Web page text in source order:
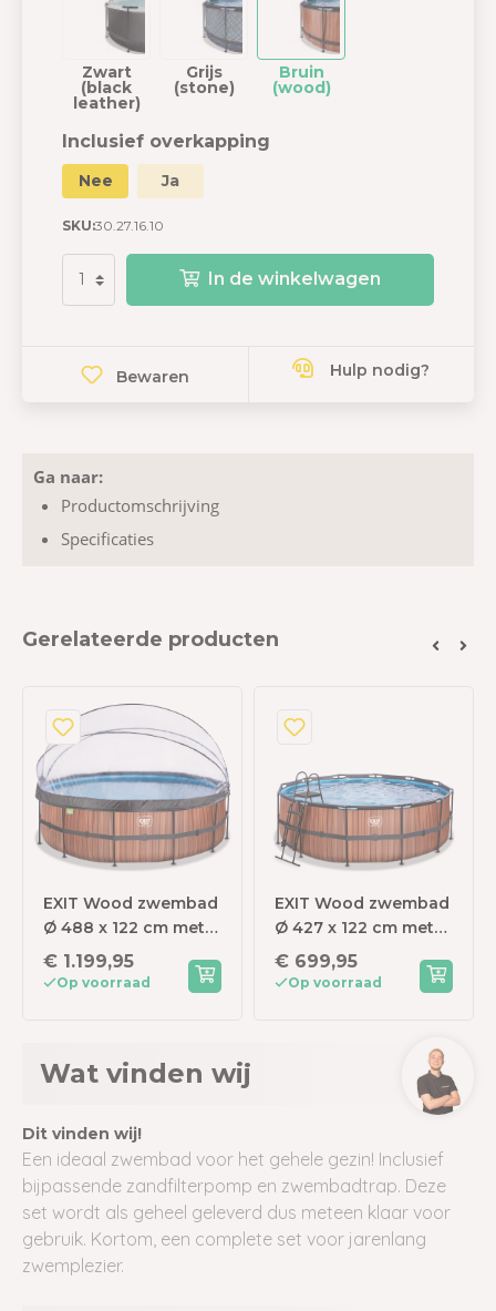
Zwart
(black
leather)
Grijs
(stone)
Bruin
(wood)
Inclusief overkapping
Nee Ja
SKU:30.27.16.10
In de winkelwagen
Bewaren Hulp nodig?
Ga naar:
Productomschrijving
Specificaties
Gerelateerde producten
EXIT Wood zwembad
Ø 488 x 122 cm met
zandfilterpomp en
overkapping
€ 1.199,95
Op voorraad
EXIT Wood zwembad
Ø 427 x 122 cm met
zandfilterpomp en
trap
€ 699,95
Op voorraad
Wat vinden wij
Dit vinden wij!
Een ideaal zwembad voor het gehele gezin! Inclusief
bijpassende zandfilterpomp en zwembadtrap. Deze
set wordt als geheel geleverd dus meteen klaar voor
gebruik. Kortom, een complete set voor jarenlang
zwemplezier.